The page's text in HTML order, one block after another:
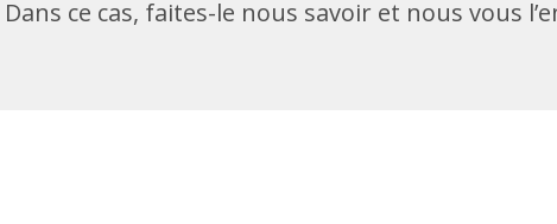
ce cas, faites-le nous savoir et nous vous